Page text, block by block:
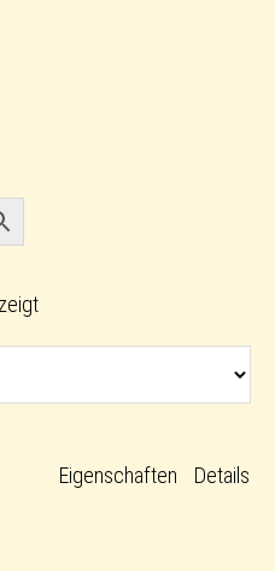
Eigenschaften Details